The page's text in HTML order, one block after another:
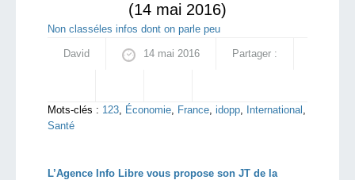
(14 mai 2016)
Non classé les infos dont on parle peu
David 14 mai 2016 Partager :
Mots-clés : 123, Économie, France, idopp, International ,
Santé
L’Agence Info Libre vous propose son JT de la